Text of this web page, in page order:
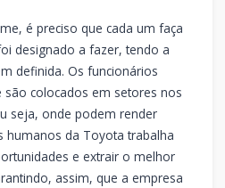
é preciso que cada um faça
designado a fazer, tendo a
definida. Os funcionários
colocados em setores nos
seja, onde podem render
humanos da Toyota trabalha
e extrair o melhor
assim, que a empresa